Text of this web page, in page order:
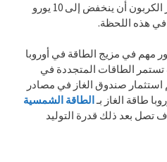
في الساعة وسيتعين على سعر الكربون أن ينخفض ​​إلى 10 يورو
في هذه اللحظة.
مهم في مزيج الطاقة في أوروبا
الطاقات المتجددة في
استثمار صندوق الغاز في مصادر
طاقة الغاز بـ الطاقة الشمسية
2028. وسوف تصل بعد ذلك قدرة التوليد